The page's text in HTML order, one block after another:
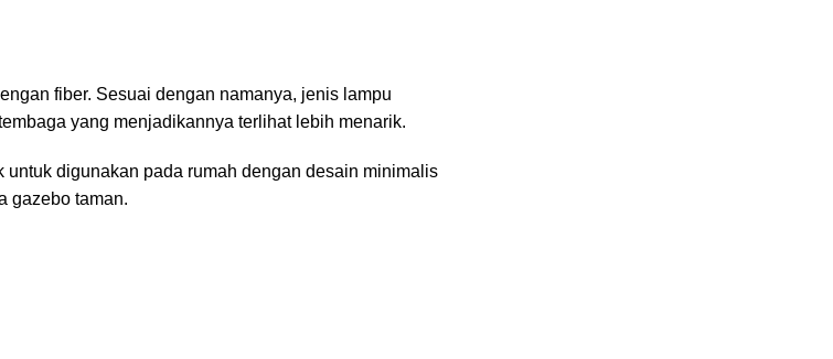
fiber. Sesuai dengan namanya, jenis lampu
yang menjadikannya terlihat lebih menarik.
digunakan pada rumah dengan desain minimalis
gazebo taman.